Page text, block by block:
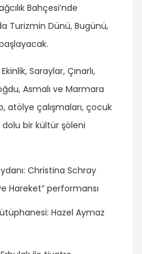
Bahçesi’nde
Turizmin Dünü, Bugünü,
başlayacak.
Saraylar, Çınarlı,
Asmalı ve Marmara
atölye çalışmaları, çocuk
bir kültür şöleni
Christina Schray
Hareket” performansı
Hazel Aymaz